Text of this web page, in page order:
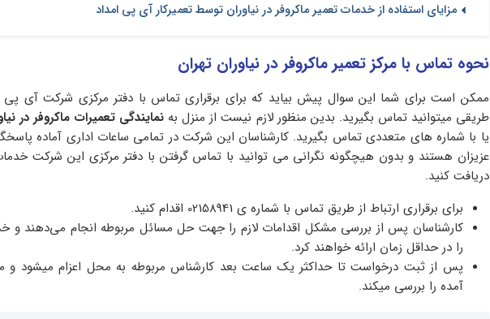
مزایای استفاده از خدمات تعمیر ماکروفر در نیاوران توسط تعمیرکار آی پی امداد
نحوه تماس با مرکز تعمیر ماکروفر در نیاوران تهران
ممکن است برای شما این سوال پیش بیاید که برای برقراری تماس با دفتر مرکزی شرکت آی پی
طریقی میتوانید تماس بگیرید. بدین منظور لازم نیست از منزل به نمایندگی تعمیرات ماکروفر در
یا با شماره های متعددی تماس بگیرید. کارشناسان این شرکت در تمامی ساعات اداری آماده
عزیزان هستند و بدون هیچگونه نگرانی می توانید با تماس گرفتن با دفتر مرکزی این شرکت
دریافت کنید.
برای برقراری ارتباط از طریق تماس با شماره ی 02158941 اقدام کنید.
کارشناسان پس از بررسی مشکل اقدامات لازم را جهت حل مسائل مربوطه انجام می‌دهند و
را در حداقل زمان ارائه خواهند کرد.
پس از ثبت درخواست تا حداکثر یک ساعت بعد کارشناس مربوطه به محل اعزام میشود
آمده را بررسی میکند.